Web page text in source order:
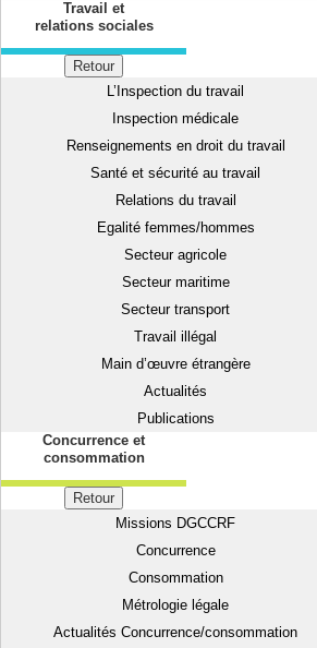
Travail et
relations sociales
Retour
L’Inspection du travail
Inspection médicale
Renseignements en droit du travail
Santé et sécurité au travail
Relations du travail
Egalité femmes/hommes
Secteur agricole
Secteur maritime
Secteur transport
Travail illégal
Main d’œuvre étrangère
Actualités
Publications
Concurrence et
consommation
Retour
Missions DGCCRF
Concurrence
Consommation
Métrologie légale
Actualités Concurrence/consommation